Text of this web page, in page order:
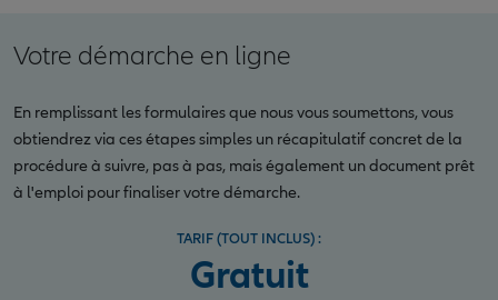
Votre démarche en ligne
En remplissant les formulaires que nous vous soumettons, vous
obtiendrez via ces étapes simples un récapitulatif concret de la
procédure à suivre, pas à pas, mais également un document prêt
à l'emploi pour finaliser votre démarche.
TARIF (TOUT INCLUS) :
Gratuit